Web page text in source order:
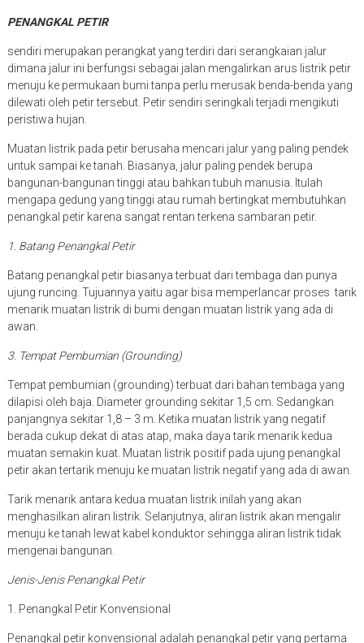
PENANGKAL PETIR
sendiri merupakan perangkat yang terdiri dari serangkaian jalur
dimana jalur ini berfungsi sebagai jalan mengalirkan arus listrik petir
menuju ke permukaan bumi tanpa perlu merusak benda-benda yang
dilewati oleh petir tersebut. Petir sendiri seringkali terjadi mengikuti
peristiwa hujan.
Muatan listrik pada petir berusaha mencari jalur yang paling pendek
untuk sampai ke tanah. Biasanya, jalur paling pendek berupa
bangunan-bangunan tinggi atau bahkan tubuh manusia. Itulah
mengapa gedung yang tinggi atau rumah bertingkat membutuhkan
penangkal petir karena sangat rentan terkena sambaran petir.
1. Batang Penangkal Petir
Batang penangkal petir biasanya terbuat dari tembaga dan punya
ujung runcing. Tujuannya yaitu agar bisa memperlancar proses tarik
menarik muatan listrik di bumi dengan muatan listrik yang ada di
awan.
3. Tempat Pembumian (Grounding)
Tempat pembumian (grounding) terbuat dari bahan tembaga yang
dilapisi oleh baja. Diameter grounding sekitar 1,5 cm. Sedangkan
panjangnya sekitar 1,8 – 3 m. Ketika muatan listrik yang negatif
berada cukup dekat di atas atap, maka daya tarik menarik kedua
muatan semakin kuat. Muatan listrik positif pada ujung penangkal
petir akan tertarik menuju ke muatan listrik negatif yang ada di awan.
Tarik menarik antara kedua muatan listrik inilah yang akan
menghasilkan aliran listrik. Selanjutnya, aliran listrik akan mengalir
menuju ke tanah lewat kabel konduktor sehingga aliran listrik tidak
mengenai bangunan.
Jenis-Jenis Penangkal Petir
1. Penangkal Petir Konvensional
Penangkal petir konvensional adalah penangkal petir yang pertama